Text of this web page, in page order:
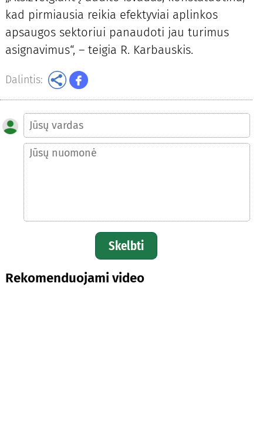
kad pirmiausia reikia efektyviai aplinkos
apsaugos sektoriui panaudoti jau turimus
asignavimus“, – teigia R. Karbauskis.
Dalintis:
Skelbti
Rekomenduojami video